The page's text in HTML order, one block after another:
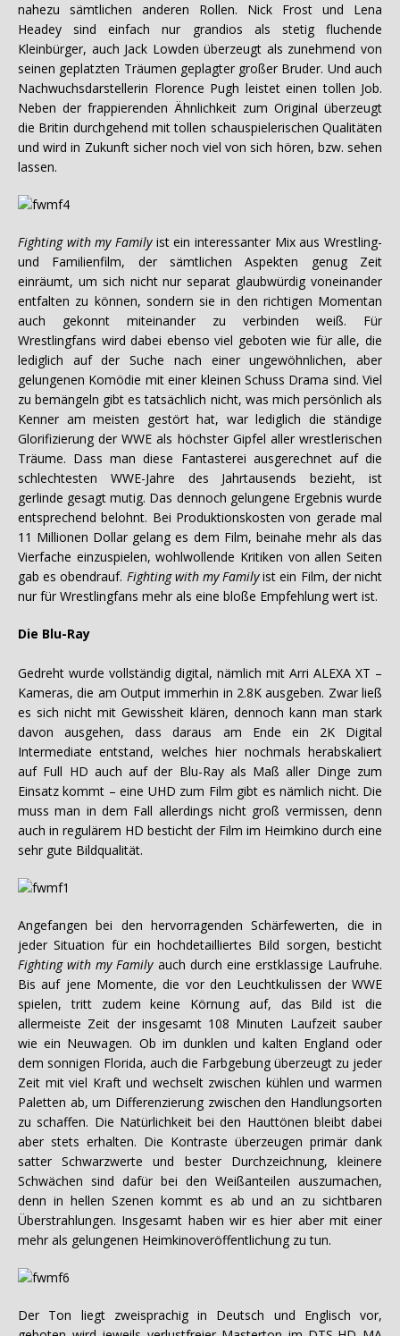
nahezu sämtlichen anderen Rollen. Nick Frost und Lena
Headey sind einfach nur grandios als stetig fluchende
Kleinbürger, auch Jack Lowden überzeugt als zunehmend von
seinen geplatzten Träumen geplagter großer Bruder. Und auch
Nachwuchsdarstellerin Florence Pugh leistet einen tollen Job.
Neben der frappierenden Ähnlichkeit zum Original überzeugt
die Britin durchgehend mit tollen schauspielerischen Qualitäten
und wird in Zukunft sicher noch viel von sich hören, bzw. sehen
lassen.
Fighting with my Familyist ein interessanter Mix aus Wrestling-
und Familienfilm, der sämtlichen Aspekten genug Zeit
einräumt, um sich nicht nur separat glaubwürdig voneinander
entfalten zu können, sondern sie in den richtigen Momentan
auch gekonnt miteinander zu verbinden weiß. Für
Wrestlingfans wird dabei ebenso viel geboten wie für alle, die
lediglich auf der Suche nach einer ungewöhnlichen, aber
gelungenen Komödie mit einer kleinen Schuss Drama sind. Viel
zu bemängeln gibt es tatsächlich nicht, was mich persönlich als
Kenner am meisten gestört hat, war lediglich die ständige
Glorifizierung der WWE als höchster Gipfel aller wrestlerischen
Träume. Dass man diese Fantasterei ausgerechnet auf die
schlechtesten WWE-Jahre des Jahrtausends bezieht, ist
gerlinde gesagt mutig. Das dennoch gelungene Ergebnis wurde
entsprechend belohnt. Bei Produktionskosten von gerade mal
11 Millionen Dollar gelang es dem Film, beinahe mehr als das
Vierfache einzuspielen, wohlwollende Kritiken von allen Seiten
gab es obendrauf. Fighting with my Familyist ein Film, der nicht
nur für Wrestlingfans mehr als eine bloße Empfehlung wert ist.
Die Blu-Ray
Gedreht wurde vollständig digital, nämlich mit Arri ALEXA XT –
Kameras, die am Output immerhin in 2.8K ausgeben. Zwar ließ
es sich nicht mit Gewissheit klären, dennoch kann man stark
davon ausgehen, dass daraus am Ende ein 2K Digital
Intermediate entstand, welches hier nochmals herabskaliert
auf Full HD auch auf der Blu-Ray als Maß aller Dinge zum
Einsatz kommt – eine UHD zum Film gibt es nämlich nicht. Die
muss man in dem Fall allerdings nicht groß vermissen, denn
auch in regulärem HD besticht der Film im Heimkino durch eine
sehr gute Bildqualität.
Angefangen bei den hervorragenden Schärfewerten, die in
jeder Situation für ein hochdetailliertes Bild sorgen, besticht
Fighting with my Family auch durch eine erstklassige Laufruhe.
Bis auf jene Momente, die vor den Leuchtkulissen der WWE
spielen, tritt zudem keine Körnung auf, das Bild ist die
allermeiste Zeit der insgesamt 108 Minuten Laufzeit sauber
wie ein Neuwagen. Ob im dunklen und kalten England oder
dem sonnigen Florida, auch die Farbgebung überzeugt zu jeder
Zeit mit viel Kraft und wechselt zwischen kühlen und warmen
Paletten ab, um Differenzierung zwischen den Handlungsorten
zu schaffen. Die Natürlichkeit bei den Hauttönen bleibt dabei
aber stets erhalten. Die Kontraste überzeugen primär dank
satter Schwarzwerte und bester Durchzeichnung, kleinere
Schwächen sind dafür bei den Weißanteilen auszumachen,
denn in hellen Szenen kommt es ab und an zu sichtbaren
Überstrahlungen. Insgesamt haben wir es hier aber mit einer
mehr als gelungenen Heimkinoveröffentlichung zu tun.
Der Ton liegt zweisprachig in Deutsch und Englisch vor,